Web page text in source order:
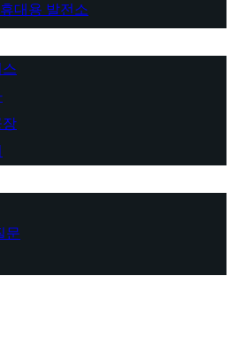
대용 발전소
장
문